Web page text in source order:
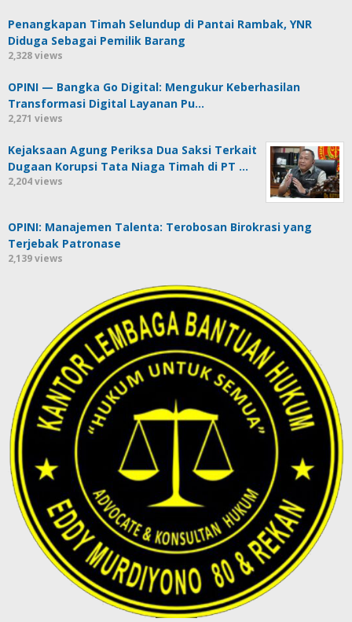
Penangkapan Timah Selundup di Pantai Rambak, YNR
Diduga Sebagai Pemilik Barang
2,328 views
OPINI — Bangka Go Digital: Mengukur Keberhasilan
Transformasi Digital Layanan Pu…
2,271 views
Kejaksaan Agung Periksa Dua Saksi Terkait
Dugaan Korupsi Tata Niaga Timah di PT …
2,204 views
OPINI: Manajemen Talenta: Terobosan Birokrasi yang
Terjebak Patronase
2,139 views